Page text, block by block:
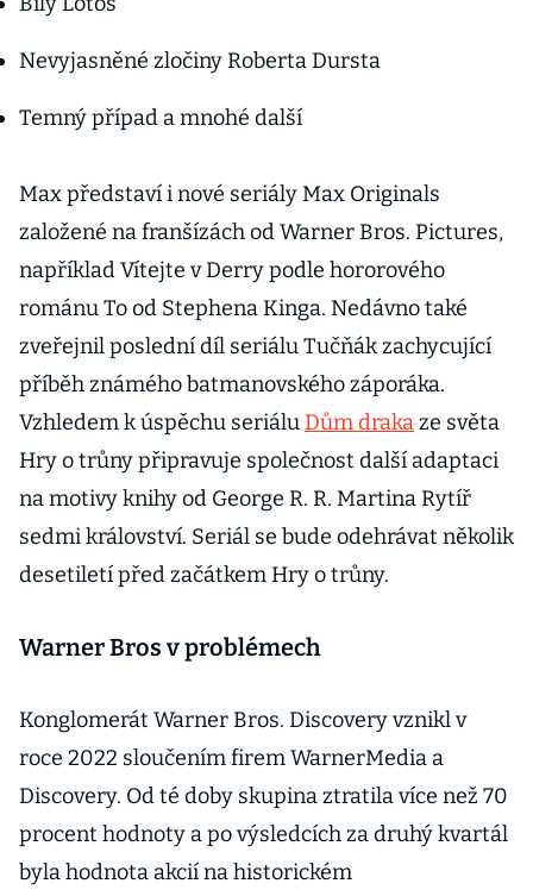
Nevyjasněné zločiny Roberta Dursta
Temný případ a mnohé další
Max představí i nové seriály Max Originals
založené na franšízách od Warner Bros. Pictures,
například Vítejte v Derry podle hororového
románu To od Stephena Kinga. Nedávno také
zveřejnil poslední díl seriálu Tučňák zachycující
příběh známého batmanovského záporáka.
Vzhledem k úspěchu seriálu Dům drakaze světa
Hry o trůny připravuje společnost další adaptaci
na motivy knihy od George R. R. Martina Rytíř
sedmi království. Seriál se bude odehrávat několik
desetiletí před začátkem Hry o trůny.
Warner Bros v problémech
Konglomerát Warner Bros. Discovery vznikl v
roce 2022 sloučením firem WarnerMedia a
Discovery. Od té doby skupina ztratila více než 70
procent hodnoty a po výsledcích za druhý kvartál
byla hodnota akcií na historickém